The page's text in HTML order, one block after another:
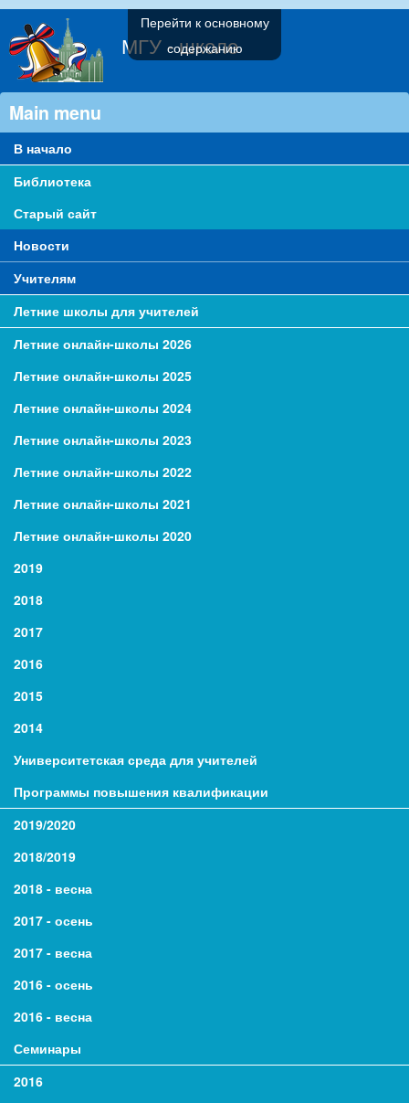
Перейти к основному
содержанию
МГУ - школе
Main menu
В начало
Библиотека
Старый сайт
Новости
Учителям
Летние школы для учителей
Летние онлайн-школы 2026
Летние онлайн-школы 2025
Летние онлайн-школы 2024
Летние онлайн-школы 2023
Летние онлайн-школы 2022
Летние онлайн-школы 2021
Летние онлайн-школы 2020
2019
2018
2017
2016
2015
2014
Университетская среда для учителей
Программы повышения квалификации
2019/2020
2018/2019
2018 - весна
2017 - осень
2017 - весна
2016 - осень
2016 - весна
Семинары
2016